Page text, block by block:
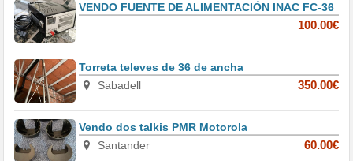
VENDO FUENTE DE ALIMENTACIÓN INAC FC-36
100.00€
Torreta televes de 36 de ancha
Sabadell
350.00€
Vendo dos talkis PMR Motorola
Santander
60.00€